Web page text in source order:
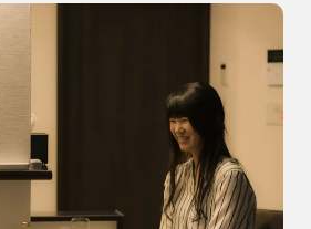
注文住宅
注文住宅
注文住宅
注文住宅